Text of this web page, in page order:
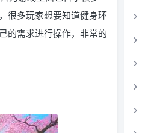
很多玩家想要知道健身环
的需求进行操作，非常的